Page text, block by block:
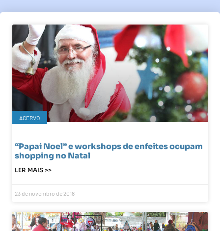
ACERVO
“Papai Noel” e workshops de enfeites ocupam
shopping no Natal
LER MAIS >>
23 de novembro de 2018